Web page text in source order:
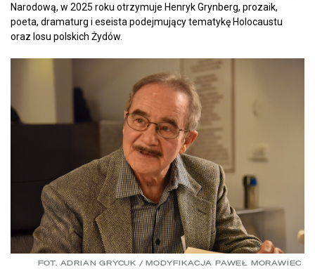
Narodową, w 2025 roku otrzymuje Henryk Grynberg, prozaik,
poeta, dramaturg i eseista podejmujący tematykę Holocaustu
oraz losu polskich Żydów.
FOT. ADRIAN GRYCUK / MODYFIKACJA PAWEŁ MORAWIEC